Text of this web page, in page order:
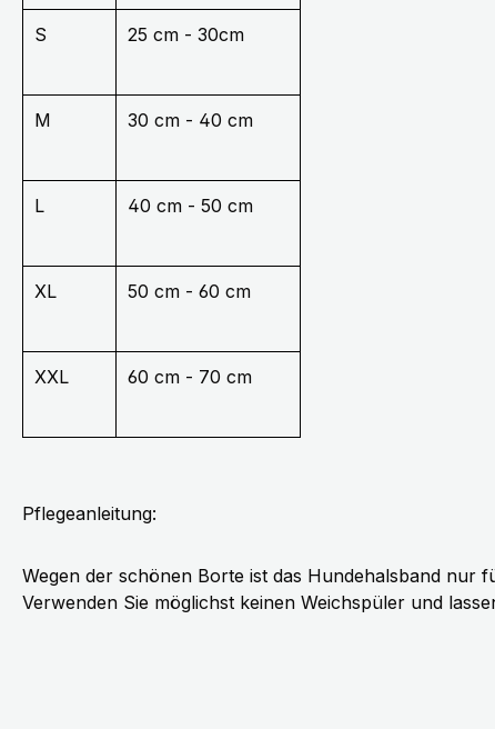
S 25 cm - 30cm
M 30 cm - 40 cm
L 40 cm - 50 cm
XL 50 cm - 60 cm
XXL 60 cm - 70 cm
Pflegeanleitung:
Wegen der schönen Borte ist das Hundehalsband nur
Verwenden Sie möglichst keinen Weichspüler und